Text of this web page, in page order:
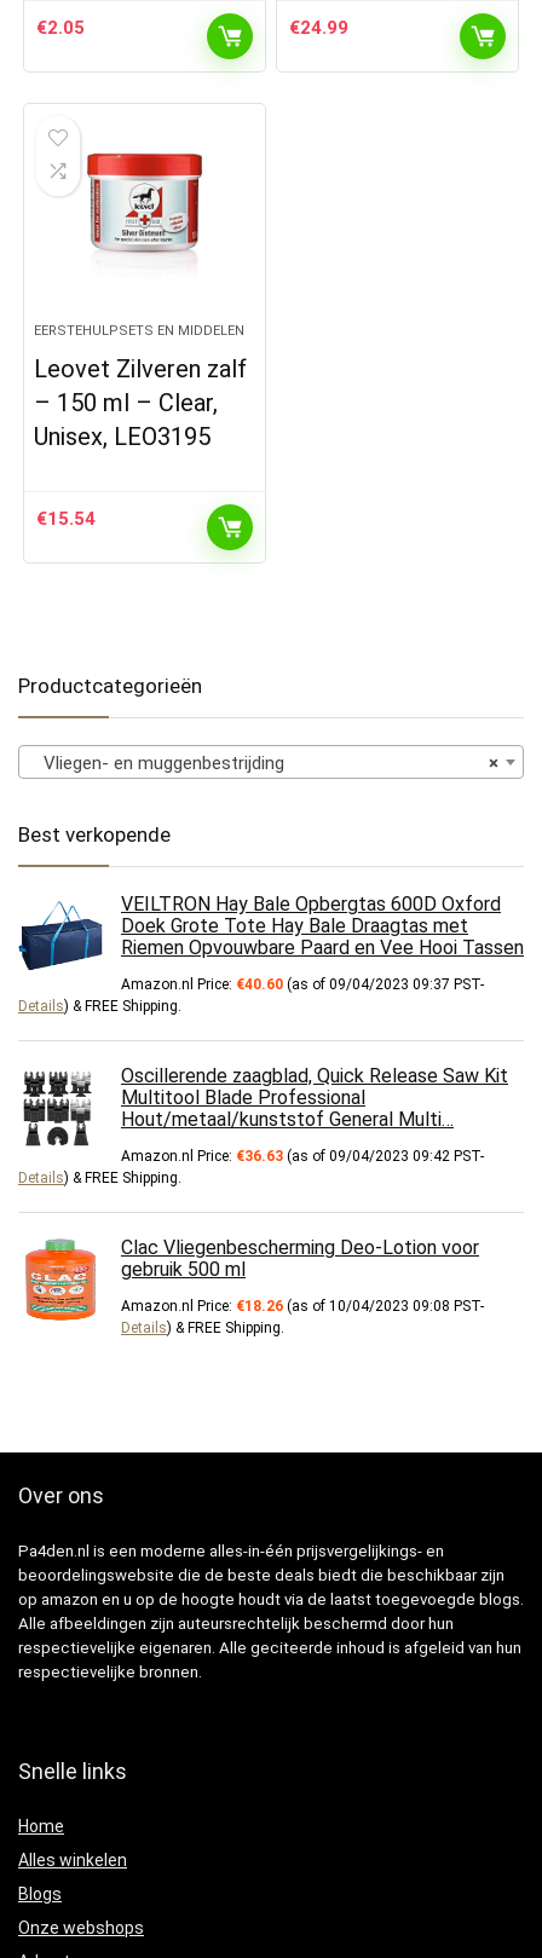
€2.05 €24.99
EERSTEHULPSETS EN MIDDELEN
Leovet Zilveren zalf
– 150 ml – Clear,
Unisex, LEO3195
€15.54
Productcategorieën
×
Vliegen- en muggenbestrijding
Best verkopende
VEILTRON Hay Bale Opbergtas 600D Oxford
Doek Grote Tote Hay Bale Draagtas met
Riemen Opvouwbare Paard en Vee Hooi Tassen
Amazon.nl Price: €40.60 (as of 09/04/2023 09:37 PST-
Details) & FREE Shipping
Oscillerende zaagblad, Quick Release Saw Kit
Multitool Blade Professional
Hout/metaal/kunststof General Multi…
Amazon.nl Price: €36.63 (as of 09/04/2023 09:42 PST-
Details) & FREE Shipping
Clac Vliegenbescherming Deo-Lotion voor
gebruik 500 ml
Amazon.nl Price: €18.26 (as of 10/04/2023 09:08 PST-
Details) & FREE Shipping
Over ons
Pa4den.nl is een moderne alles-in-één prijsvergelijkings- en
beoordelingswebsite die de beste deals biedt die beschikbaar zijn
op amazon en u op de hoogte houdt via de laatst toegevoegde blogs.
Alle afbeeldingen zijn auteursrechtelijk beschermd door hun
respectievelijke eigenaren. Alle geciteerde inhoud is afgeleid van hun
respectievelijke bronnen.
Snelle links
Home
Alles winkelen
Blogs
Onze webshops